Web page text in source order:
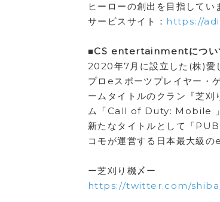
ヒーローの創出を目指してい
サービスサイト： https://
■CS entertainmentについ
2020年7月に設立した(株)愛
プロeスポーツプレイヤー・
ームタイトルのクラン『芝
ム「Call of Duty: Mobile 」
新たなタイトルとして「
コモが運営する日本最大級
ー芝刈り機〆ー
https://twitter.com/